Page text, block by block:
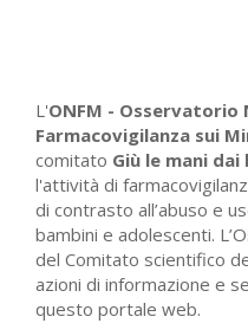
L'ONFM - Osservatorio
Farmacovigilanza sui
comitato Giù le mani dai
l'attività di
di contrasto all’abuso e
bambini e adolescenti.
del Comitato scientifico
azioni di informazione e
questo portale web.